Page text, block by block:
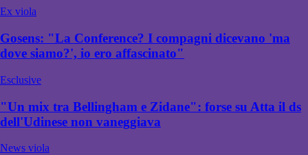
Ex viola
Gosens: "La Conference? I compagni dicevano 'ma
dove siamo?', io ero affascinato"
Esclusive
"Un mix tra Bellingham e Zidane": forse su Atta il ds
dell'Udinese non vaneggiava
News viola